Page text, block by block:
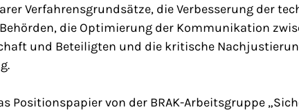
Verfahrensgrundsätze, die Verbesserung der
die Optimierung der Kommunikation
und Beteiligten und die kritische
Positionspapier von der BRAK-Arbeitsgruppe